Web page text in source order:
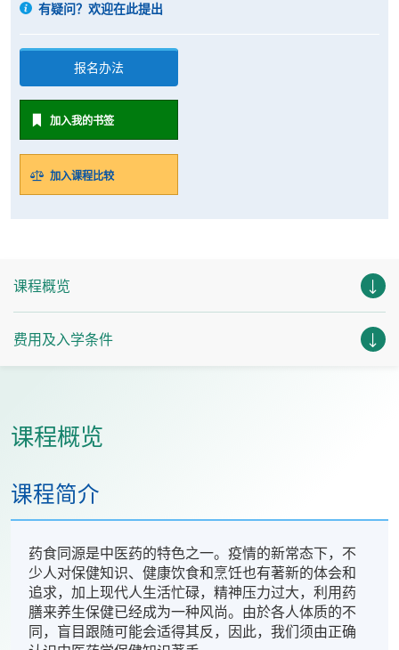
有疑问？欢迎在此提出
报名办法
加入我的书签
加入课程比较
课程概览
费用及入学条件
课程概览
课程简介
药食同源是中医药的特色之一。疫情的新常态下，不
少人对保健知识、健康饮食和烹饪也有著新的体会和
追求，加上现代人生活忙碌，精神压力过大，利用药
膳来养生保健已经成为一种风尚。由於各人体质的不
同，盲目跟随可能会适得其反，因此，我们须由正确